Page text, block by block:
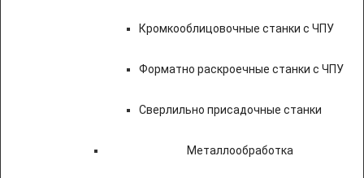
Кромкооблицовочные станки с ЧПУ
Форматно раскроечные станки с ЧПУ
Сверлильно присадочные станки
Металлообработка